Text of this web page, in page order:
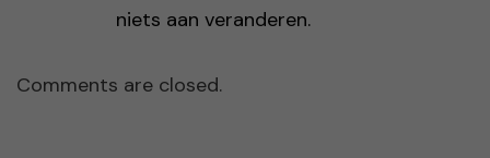
niets aan veranderen.
Comments are closed.